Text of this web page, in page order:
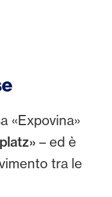
«Expovina»
– ed è
tra le